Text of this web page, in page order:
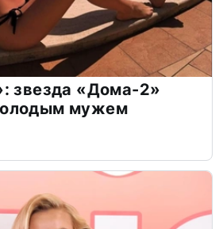
звезда «Дома-2»
мужем